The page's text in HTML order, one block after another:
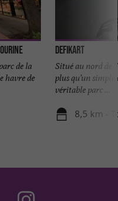
de la
havre de
DefiKart
Situé au nord de
plus qu’un simple
véritable parc ...
8,5 km -